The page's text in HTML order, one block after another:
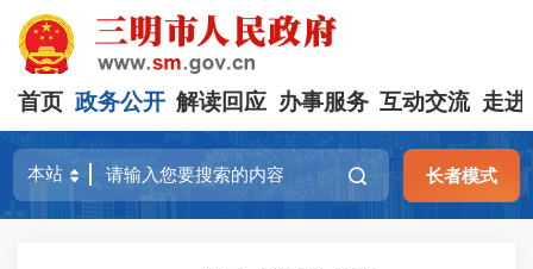
首页 政务公开 解读回应 办事服务 互动交流 走进
长者模式